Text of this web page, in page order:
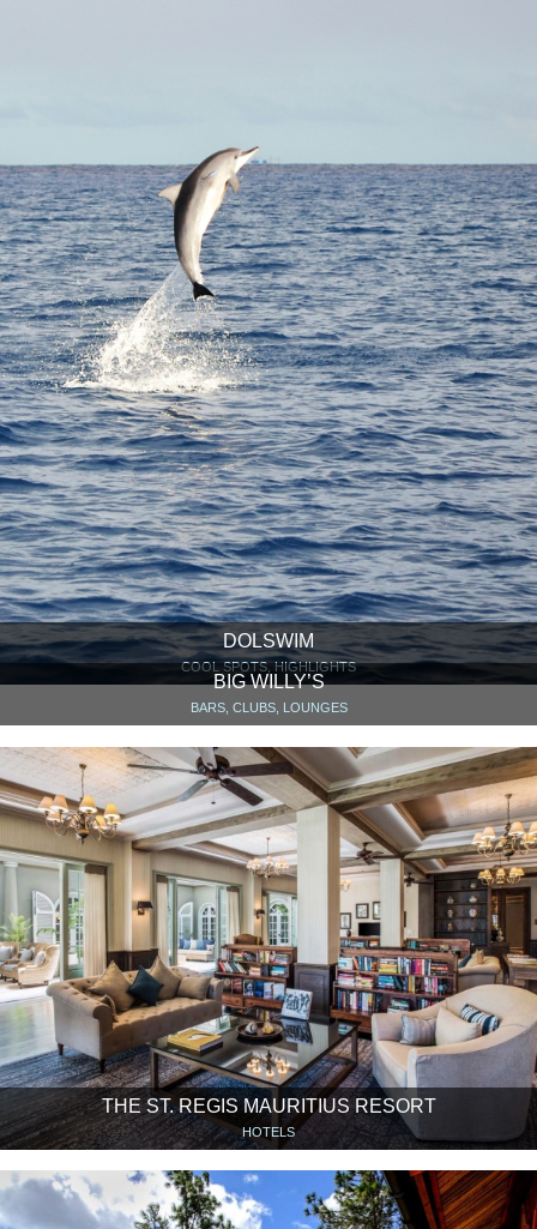
DOLSWIM
COOL SPOTS, HIGHLIGHTS
BIG WILLY’S
BARS, CLUBS, LOUNGES
THE ST. REGIS MAURITIUS RESORT
HOTELS